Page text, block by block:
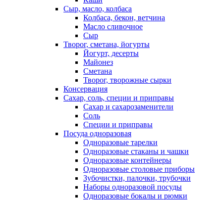
Сыр, масло, колбаса
Колбаса, бекон, ветчина
Масло сливочное
Сыр
Творог, сметана, йогурты
Йогурт, десерты
Майонез
Сметана
Творог, творожные сырки
Консервация
Сахар, соль, специи и приправы
Сахар и сахарозаменители
Соль
Специи и приправы
Посуда одноразовая
Одноразовые тарелки
Одноразовые стаканы и чашки
Одноразовые контейнеры
Одноразовые столовые приборы
Зубочистки, палочки, трубочки
Наборы одноразовой посуды
Одноразовые бокалы и рюмки